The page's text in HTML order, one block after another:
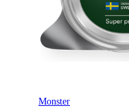
Monster